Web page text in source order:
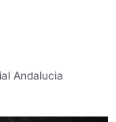
Andalucia